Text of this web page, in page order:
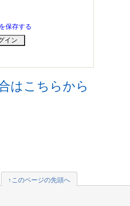
を保存する
はこちらから
↑このページの先頭へ